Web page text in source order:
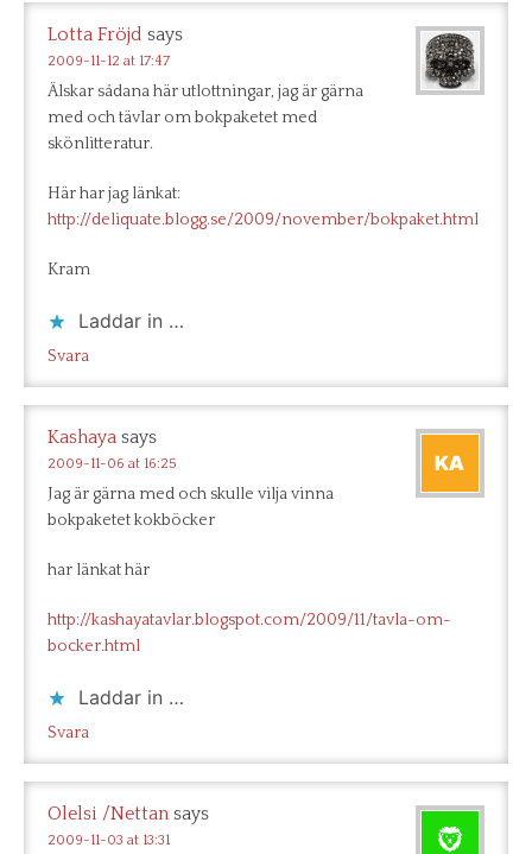
Lotta Fröjd says
2009-11-12 at 17:47
Älskar sådana här utlottningar, jag är gärna
med och tävlar om bokpaketet med
skönlitteratur.
Här har jag länkat:
http://deliquate.blogg.se/2009/november/bokpaket.html
Kram
Laddar in …
Svara
Kashaya says
2009-11-06 at 16:25
Jag är gärna med och skulle vilja vinna
bokpaketet kokböcker
har länkat här
http://kashayatavlar.blogspot.com/2009/11/tavla-om-
bocker.html
Laddar in …
Svara
Olelsi /Nettan says
2009-11-03 at 13:31